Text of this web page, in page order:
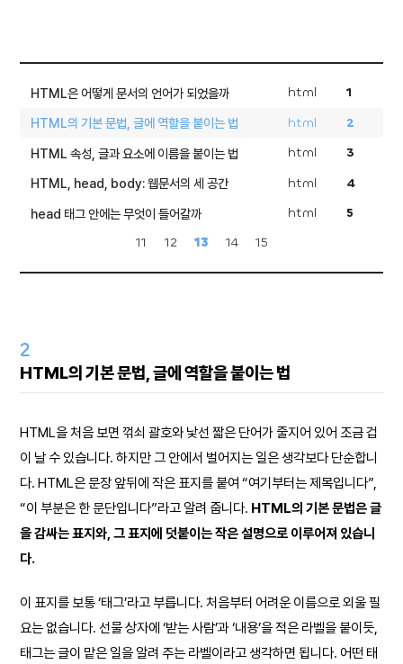
HTML은 어떻게 문서의 언어가 되었을까 html 1
HTML의 기본 문법, 글에 역할을 붙이는 법 html 2
HTML 속성, 글과 요소에 이름을 붙이는 법 html 3
HTML, head, body: 웹문서의 세 공간 html 4
head 태그 안에는 무엇이 들어갈까 html
5
11
12 13 14 15
2
HTML의 기본 문법, 글에 역할을 붙이는 법
HTML을 처음 보면 꺾쇠 괄호와 낯선 짧은 단어가 줄지어 있어 조금 겁
이 날 수 있습니다. 하지만 그 안에서 벌어지는 일은 생각보다 단순합니
다. HTML은 문장 앞뒤에 작은 표지를 붙여 “여기부터는 제목입니다”,
“이 부분은 한 문단입니다”라고 알려 줍니다. HTML의 기본 문법은 글
을 감싸는 표지와, 그 표지에 덧붙이는 작은 설명으로 이루어져 있습니
다.
이 표지를 보통 ‘태그’라고 부릅니다. 처음부터 어려운 이름으로 외울 필
요는 없습니다. 선물 상자에 ‘받는 사람’과 ‘내용’을 적은 라벨을 붙이듯,
태그는 글이 맡은 일을 알려 주는 라벨이라고 생각하면 됩니다. 어떤 태